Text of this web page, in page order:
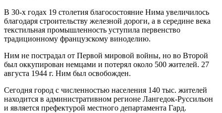
В 30-х годах 19 столетия благосостояние Нима увеличилось
благодаря строительству железной дороги, а в середине века
текстильная промышленность уступила первенство
традиционному французскому виноделию.
Ним не пострадал от Первой мировой войны, но во Второй
был оккупирован немцами и потерял около 500 жителей. 27
августа 1944 г. Ним был освобожден.
Сегодня город с численностью населения 140 тыс. жителей
находится в административном регионе Лангедок-Руссильон
и является префектурой местного департамента Гард.